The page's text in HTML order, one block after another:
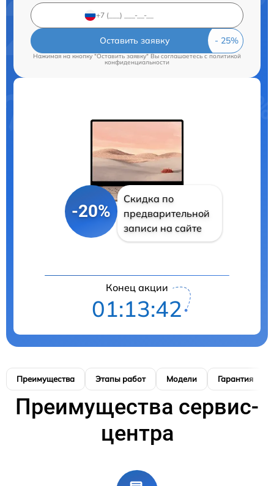
Оставить заявку
Нажимая на кнопку "Оставить заявку" Вы соглашаетесь cполитикой
конфиденциальности
-20%
Скидка по
предварительной
записи на сайте
Конец акции
01:13:41
Преимущества Этапы работ Модели Гарантия
Преимущества сервис-
центра